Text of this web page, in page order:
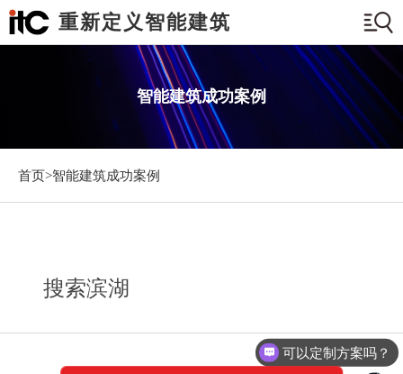
重新定义智能建筑
智能建筑成功案例
首页>智能建筑成功案例
搜索滨湖
可以定制方案吗？